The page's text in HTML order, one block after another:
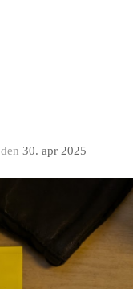
den 30. apr 2025